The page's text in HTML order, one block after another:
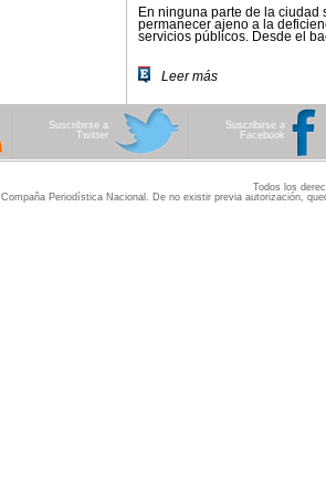
En ninguna parte de la ciudad
permanecer ajeno a la
servicios públicos. Desde el
Leer más
Suscribirse a
Twitter
Suscribirse a
Facebook
Todos los
Compaña Periodística Nacional. De no existir previa autorización,